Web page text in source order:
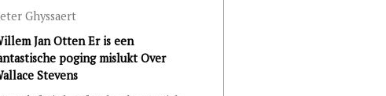
Ghyssaert
Jan Otten Er is een
poging mislukt Over
Stevens